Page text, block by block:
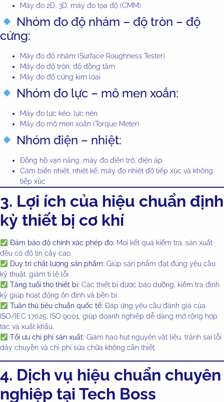
Máy đo 2D, 3D, máy đo tọa độ (CMM)
Nhóm đo độ nhám – độ tròn – độ
cứng:
Máy đo độ nhám (Surface Roughness Tester)
Máy đo độ tròn, độ đồng tâm
Máy đo độ cứng kim loại
Nhóm đo lực – mô men xoắn:
Máy đo lực kéo, lực nén
Máy đo mô men xoắn (Torque Meter)
Nhóm điện – nhiệt:
Đồng hồ vạn năng, máy đo điện trở, điện áp
Cảm biến nhiệt, nhiệt kế, máy đo nhiệt độ tiếp xúc và không
tiếp xúc
3. Lợi ích của hiệu chuẩn định
kỳ thiết bị cơ khí
Đảm bảo độ chính xác phép đo: Mọi kết quả kiểm tra, sản xuất
đều có độ tin cậy cao.
Duy trì chất lượng sản phẩm: Giúp sản phẩm đạt đúng yêu cầu
kỹ thuật, giảm tỉ lệ lỗi.
Tăng tuổi thọ thiết bị: Các thiết bị được bảo dưỡng, kiểm tra định
kỳ giúp hoạt động ổn định và bền bỉ.
Tuân thủ tiêu chuẩn quốc tế: Đáp ứng yêu cầu đánh giá của
ISO/IEC 17025, ISO 9001, giúp doanh nghiệp dễ dàng mở rộng hợp
tác và xuất khẩu.
Tối ưu chi phí sản xuất: Giảm hao hụt nguyên vật liệu, tránh sai lỗi
dây chuyền và chi phí sửa chữa không cần thiết.
4. Dịch vụ hiệu chuẩn chuyên
nghiệp tại Tech Boss